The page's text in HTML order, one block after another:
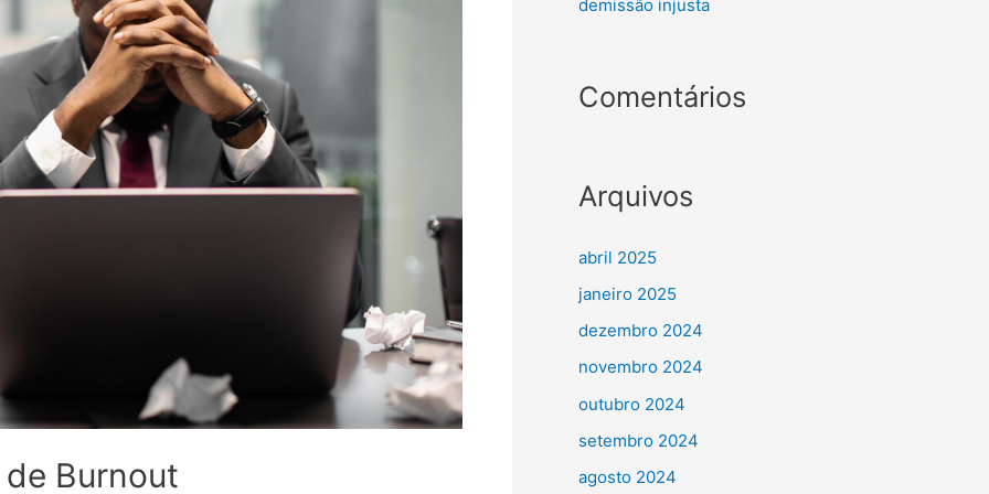
Burnout
demissão injusta
Comentários
Arquivos
abril 2025
janeiro 2025
dezembro 2024
novembro 2024
outubro 2024
setembro 2024
agosto 2024